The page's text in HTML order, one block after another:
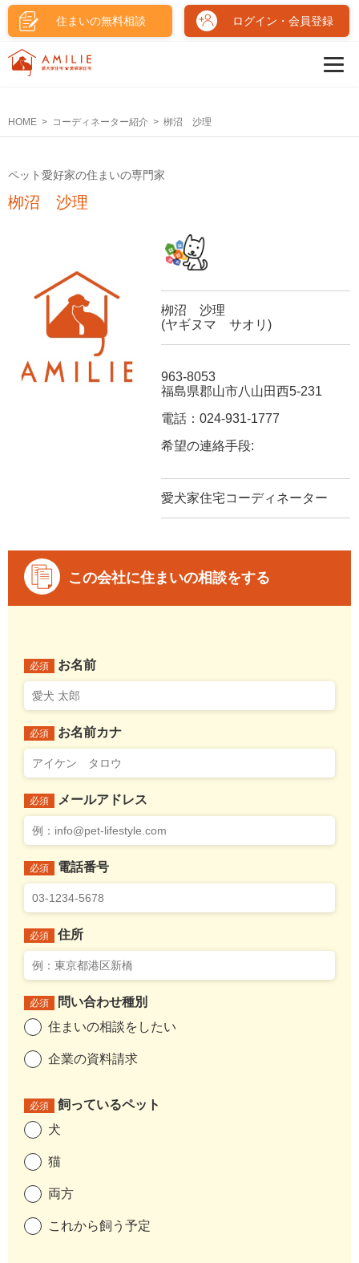
住まいの無料相談 ログイン・会員登録
HOME コーディネーター紹介 栁沼 沙理
ペット愛好家の住まいの専門家
栁沼 沙理
栁沼 沙理
(ヤギヌマ サオリ)
963-8053
福島県郡山市八山田西5-231
電話：024-931-1777
希望の連絡手段:
愛犬家住宅コーディネーター
この会社に住まいの相談をする
必須 お名前
必須 お名前カナ
必須 メールアドレス
必須 電話番号
必須 住所
必須
問い合わせ種別
住まいの相談をしたい
企業の資料請求
必須
飼っているペット
犬
猫
両方
これから飼う予定